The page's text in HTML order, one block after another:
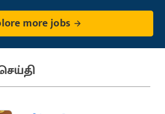
more jobs